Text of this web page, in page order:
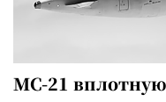
МС-21